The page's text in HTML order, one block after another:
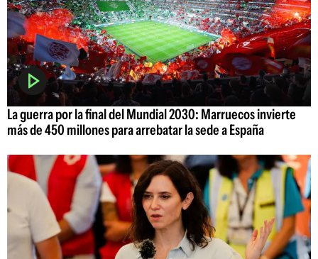
La guerra por la final del Mundial 2030: Marruecos invierte
más de 450 millones para arrebatar la sede a España